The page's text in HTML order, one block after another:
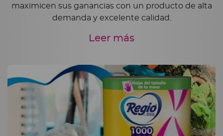
maximicen sus ganancias con un producto de alta
demanda y excelente calidad.
Leer más